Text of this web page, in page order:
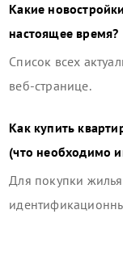
Какие новостройки
настоящее время?
Список всех
веб-странице.
Как купить
(что необходимо
Для покупки